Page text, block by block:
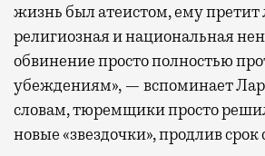
жизнь был атеистом, ему
религиозная и национальная
обвинение просто полностью
убеждениям», — вспоминает
словам, тюремщики просто
новые «звездочки», продлив срок